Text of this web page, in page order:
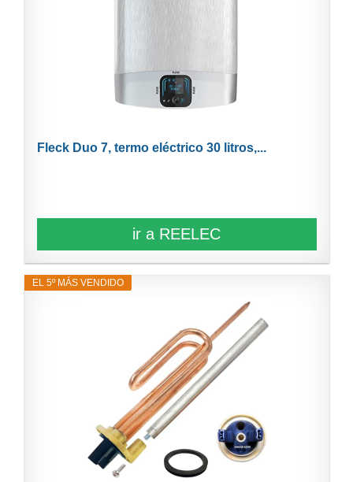
Fleck Duo 7, termo eléctrico 30 litros,...
ir a REELEC
EL 5º MÁS VENDIDO